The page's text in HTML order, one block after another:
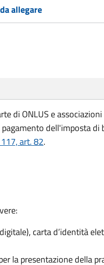
allegare
di ONLUS e
dell'imposta di
art. 82.
carta d’identità
la presentazione della